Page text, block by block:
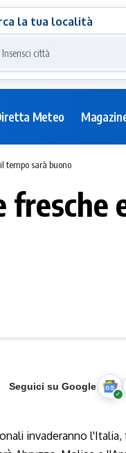
la tua località
Meteo
tempo sarà buono
Seguici su Google